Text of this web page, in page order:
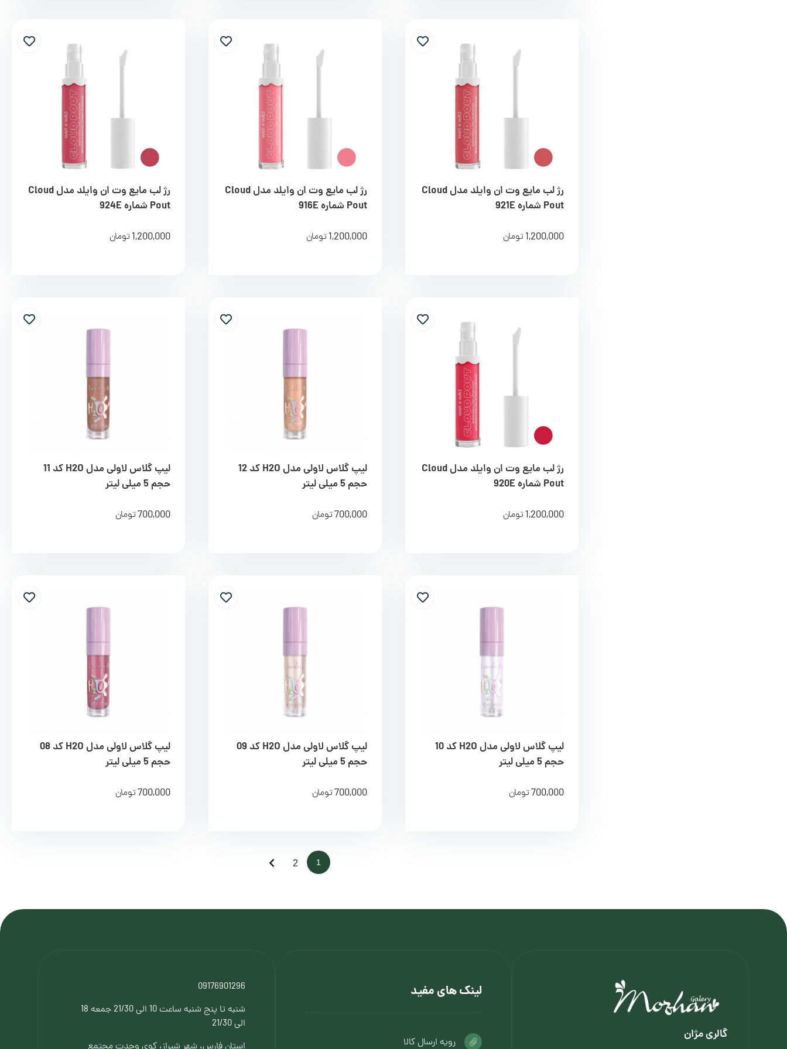
رژ لب مایع وت ان وایلد مدل Cloud
Pout شماره 921E
1,200,000تومان
رژ لب مایع وت ان وایلد مدل Cloud
Pout شماره 916E
1,200,000تومان
رژ لب مایع وت ان وایلد مدل Cloud
Pout شماره 924E
1,200,000تومان
رژ لب مایع وت ان وایلد مدل Cloud
Pout شماره 920E
1,200,000تومان
لیپ گلاس لاولی مدل H2O کد 12
حجم 5 میلی لیتر
700,000تومان
لیپ گلاس لاولی مدل H2O کد 11
حجم 5 میلی لیتر
700,000تومان
لیپ گلاس لاولی مدل H2O کد 10
حجم 5 میلی لیتر
700,000تومان
لیپ گلاس لاولی مدل H2O کد 09
حجم 5 میلی لیتر
700,000تومان
لیپ گلاس لاولی مدل H2O کد 08
حجم 5 میلی لیتر
700,000تومان
1
2
گالری مژان
لینک های مفید
رویه ارسال کالا
09176901296
شنبه تا پنج شنبه ساعت 10 الی 21/30 جمعه 18
الی 21/30